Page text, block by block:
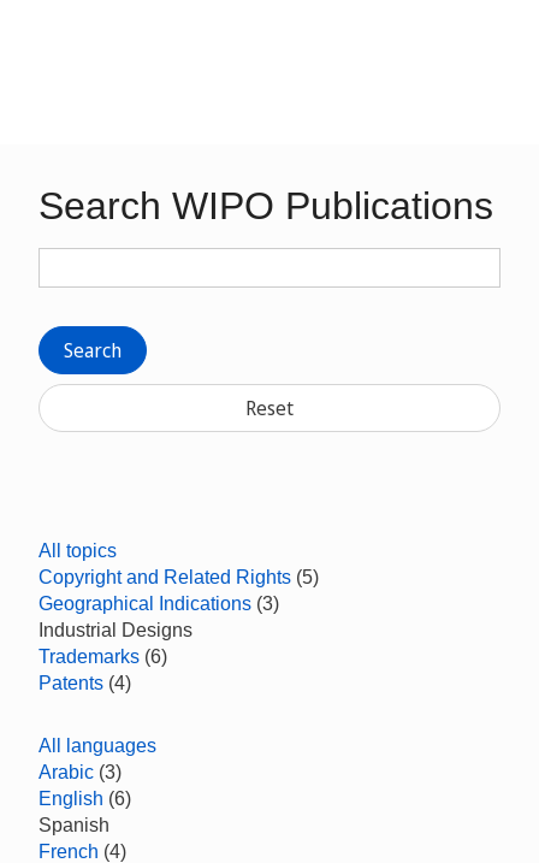
Search WIPO Publications
Search
Reset
All topics
Copyright and Related Rights (5)
Geographical Indications (3)
Industrial Designs
Trademarks (6)
Patents (4)
All languages
Arabic (3)
English (6)
Spanish
French (4)